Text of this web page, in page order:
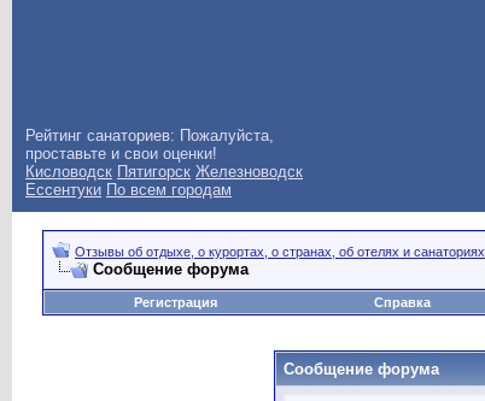
Рейтинг санаториев: Пожалуйста,
проставьте и свои оценки!
Кисловодск Пятигорск Железноводск
Ессентуки По всем городам
Отзывы об отдыхе, о курортах, о странах, об отелях и санаториях
Сообщение форума
Регистрация
Справка
Сообщение форума